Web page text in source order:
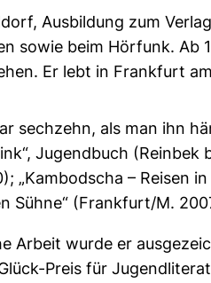
Ausbildung zum
sowie beim Hörfunk. Ab
Er lebt in Frankfurt
sechzehn, als man ihn
Jugendbuch (Reinbek
„Kambodscha – Reisen
Sühne“ (Frankfurt/M.
Arbeit wurde er
Preis für